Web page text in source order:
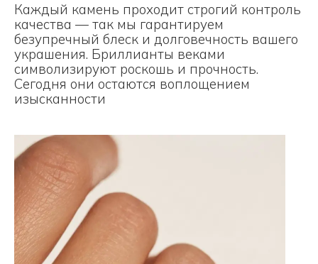
Каждый камень проходит строгий контроль
качества — так мы гарантируем
безупречный блеск и долговечность вашего
украшения. Бриллианты веками
символизируют роскошь и прочность.
Сегодня они остаются воплощением
изысканности